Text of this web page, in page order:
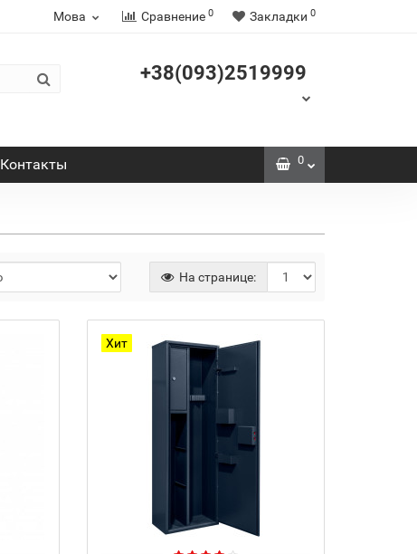
Мова Сравнение 0 Закладки 0
+38(093)2519999
Контакты 0
На странице:
Хит